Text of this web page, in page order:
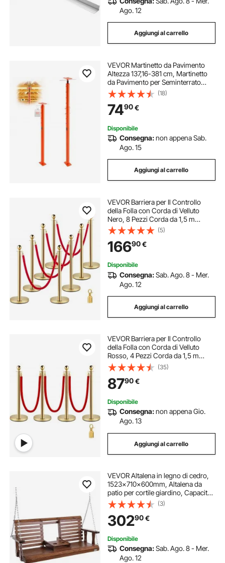
Ago. 12
Aggiungi al carrello
VEVOR Martinetto da Pavimento
Altezza 137,16-381 cm, Martinetto
da Pavimento per Seminterrato
Regolabile per Livellamento, Portata
ca. 5080,23kg, Palo di Supporto
Sollevamento Telescopico in
Acciaio
(18)
7490€
Disponibile
Consegna:non appena Sab.
Ago. 15
Aggiungi al carrello
VEVOR Barriera per Il Controllo
della Folla con Corda di Velluto
Nero, 8 Pezzi Corda da 1,5 m
Barriere di Controllo della Folla
Tondo Post Palo d'Oro per Teatri,
Hotel, Casinò, Biglietterie ed Eventi
(5)
16690€
Disponibile
Consegna:Sab. Ago. 8 - Mer.
Ago. 12
Aggiungi al carrello
VEVOR Barriera per Il Controllo
della Folla con Corda di Velluto
Rosso, 4 Pezzi Corda da 1,5 m
Barriere di Controllo della Folla
Tondo Post Palo per Teatri, Hotel,
Casinò, Biglietterie ed Eventi
(35)
8790€
Disponibile
Consegna:non appena Gio.
Ago. 13
Aggiungi al carrello
VEVOR Altalena in legno di cedro,
1523x710x600mm, Altalena da
patio per cortile giardino, Capacità
carico circa 400 kg, con Panca
sedia a dondolo catene sospese
per uso esterno, marrone
(3)
30290€
Disponibile
Consegna:Sab. Ago. 8 - Mer.
Ago. 12